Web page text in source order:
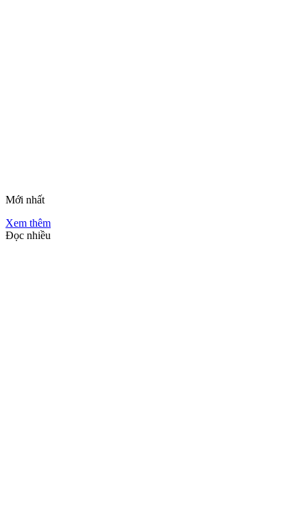
Mới nhất
Xem thêm
Đọc nhiều